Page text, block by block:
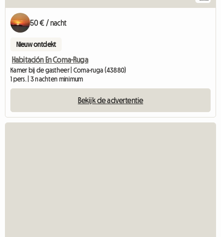
50 € / nacht
Nieuw ontdekt
Habitación En Coma-Ruga
Kamer bij de gastheer | Coma-ruga (43880)
1 pers. | 3 nachten minimum
Bekijk de advertentie